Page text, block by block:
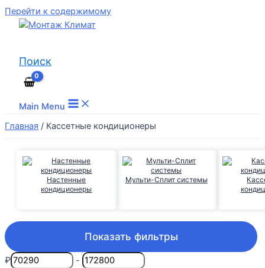
Перейти к содержимому
Поиск
Main Menu
Главная / Кассетные кондиционеры
Настенные
кондиционеры
Мульти-Сплит системы
Показать фильтры
₽
-